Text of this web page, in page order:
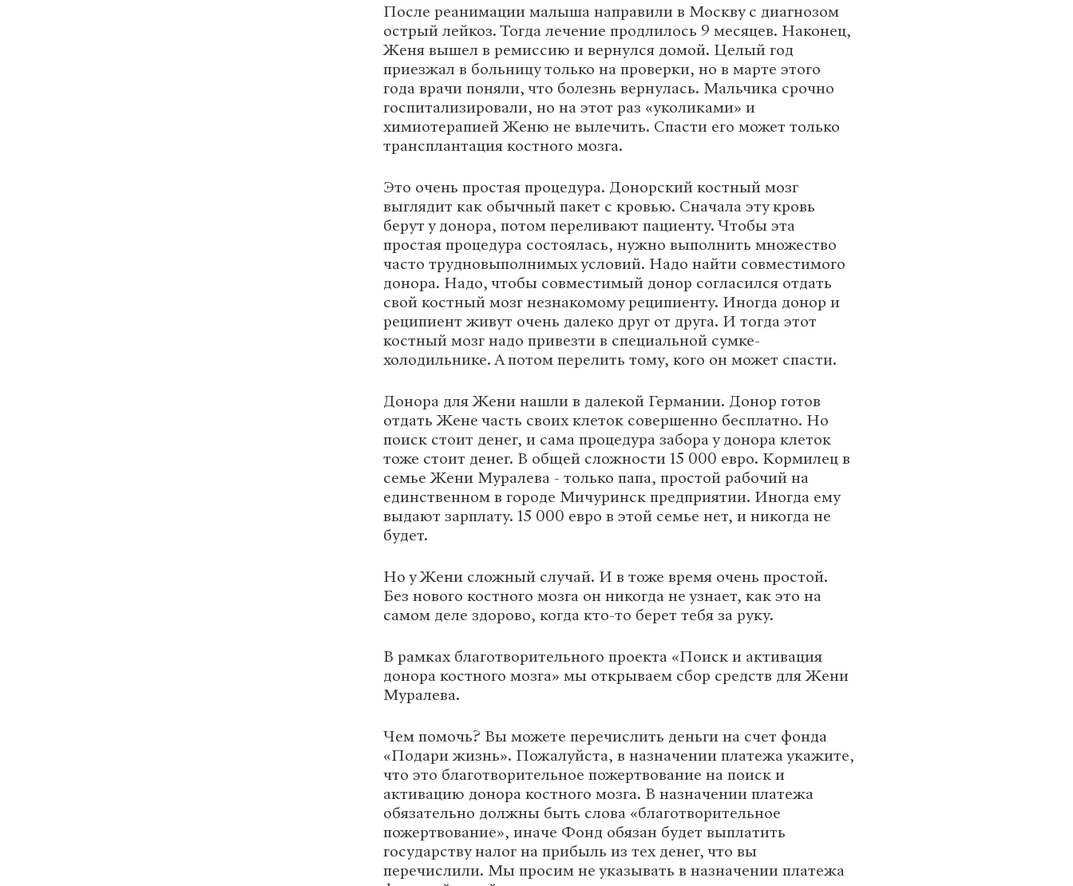
После реанимации малыша направили в Москву с диагнозом
острый лейкоз. Тогда лечение продлилось 9 месяцев. Наконец,
Женя вышел в ремиссию и вернулся домой. Целый год
приезжал в больницу только на проверки, но в марте этого
года врачи поняли, что болезнь вернулась. Мальчика срочно
госпитализировали, но на этот раз «уколиками» и
химиотерапией Женю не вылечить. Спасти его может только
трансплантация костного мозга.
Это очень простая процедура. Донорский костный мозг
выглядит как обычный пакет с кровью. Сначала эту кровь
берут у донора, потом переливают пациенту. Чтобы эта
простая процедура состоялась, нужно выполнить множество
часто трудновыполнимых условий. Надо найти совместимого
донора. Надо, чтобы совместимый донор согласился отдать
свой костный мозг незнакомому реципиенту. Иногда донор и
реципиент живут очень далеко друг от друга. И тогда этот
костный мозг надо привезти в специальной сумке-
холодильнике. А потом перелить тому, кого он может спасти.
Донора для Жени нашли в далекой Германии. Донор готов
отдать Жене часть своих клеток совершенно бесплатно. Но
поиск стоит денег, и сама процедура забора у донора клеток
тоже стоит денег. В общей сложности 15 000 евро. Кормилец в
семье Жени Муралева - только папа, простой рабочий на
единственном в городе Мичуринск предприятии. Иногда ему
выдают зарплату. 15 000 евро в этой семье нет, и никогда не
будет.
Но у Жени сложный случай. И в тоже время очень простой.
Без нового костного мозга он никогда не узнает, как это на
самом деле здорово, когда кто-то берет тебя за руку.
В рамках благотворительного проекта «Поиск и активация
донора костного мозга» мы открываем сбор средств для Жени
Муралева.
Чем помочь? Вы можете перечислить деньги на счет фонда
«Подари жизнь». Пожалуйста, в назначении платежа укажите,
что это благотворительное пожертвование на поиск и
активацию донора костного мозга. В назначении платежа
обязательно должны быть слова «благотворительное
пожертвование», иначе Фонд обязан будет выплатить
государству налог на прибыль из тех денег, что вы
перечислили. Мы просим не указывать в назначении платежа